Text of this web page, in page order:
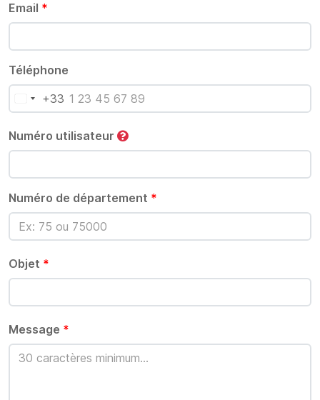
Email *
Téléphone
+33
Numéro utilisateur
Numéro de département *
Objet *
Message *